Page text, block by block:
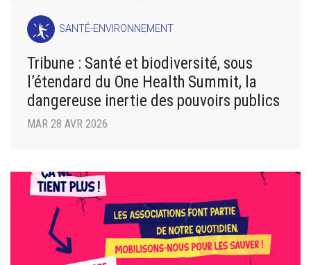
SANTÉ-ENVIRONNEMENT
Tribune : Santé et biodiversité, sous
l’étendard du One Health Summit, la
dangereuse inertie des pouvoirs publics
MAR 28 AVR 2026